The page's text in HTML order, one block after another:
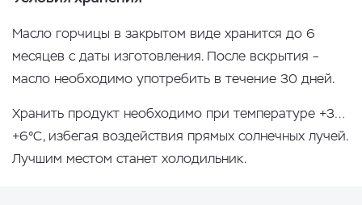
Масло горчицы в закрытом виде хранится до 6
месяцев с даты изготовления. После вскрытия –
масло необходимо употребить в течение 30 дней.
Хранить продукт необходимо при температуре +3…
+6°С, избегая воздействия прямых солнечных лучей.
Лучшим местом станет холодильник.